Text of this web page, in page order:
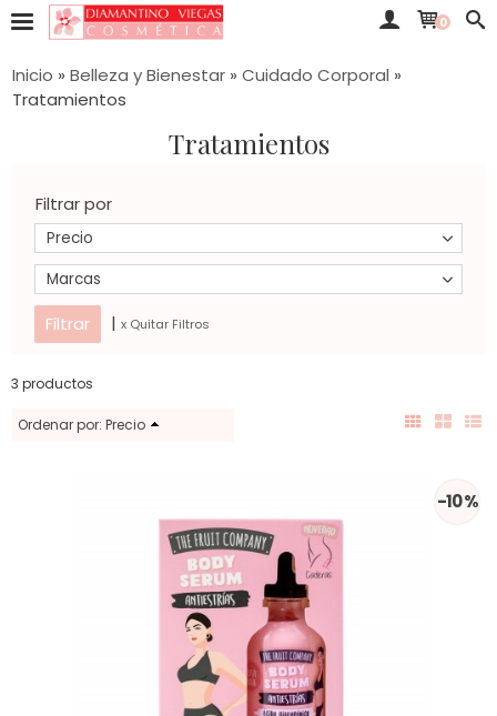
0
Inicio » Belleza y Bienestar » Cuidado Corporal »
Tratamientos
Tratamientos
Filtrar por
Precio
Marcas
| x Quitar Filtros
3 productos
Ordenar por: Precio
-10 %